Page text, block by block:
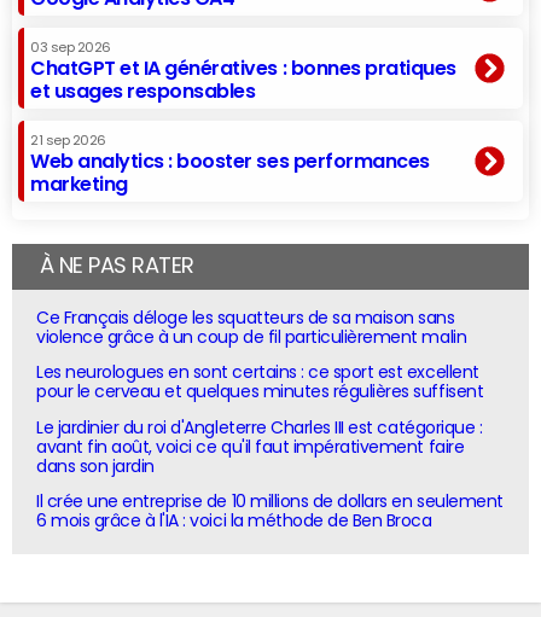
03 sep 2026
ChatGPT et IA génératives : bonnes pratiques
et usages responsables
21 sep 2026
Web analytics : booster ses performances
marketing
À NE PAS RATER
Ce Français déloge les squatteurs de sa maison sans
violence grâce à un coup de fil particulièrement malin
Les neurologues en sont certains : ce sport est excellent
pour le cerveau et quelques minutes régulières suffisent
Le jardinier du roi d'Angleterre Charles III est catégorique :
avant fin août, voici ce qu'il faut impérativement faire
dans son jardin
Il crée une entreprise de 10 millions de dollars en seulement
6 mois grâce à l'IA : voici la méthode de Ben Broca